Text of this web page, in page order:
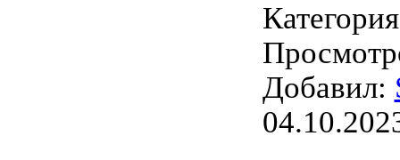
Добавил: